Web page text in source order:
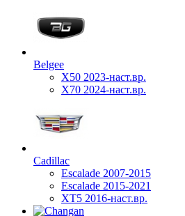
Belgee
X50 2023-наст.вр.
X70 2024-наст.вр.
Cadillac
Escalade 2007-2015
Escalade 2015-2021
XT5 2016-наст.вр.